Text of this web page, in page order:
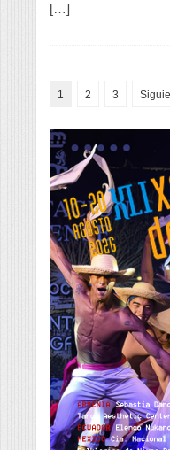
[…]
1 2 3